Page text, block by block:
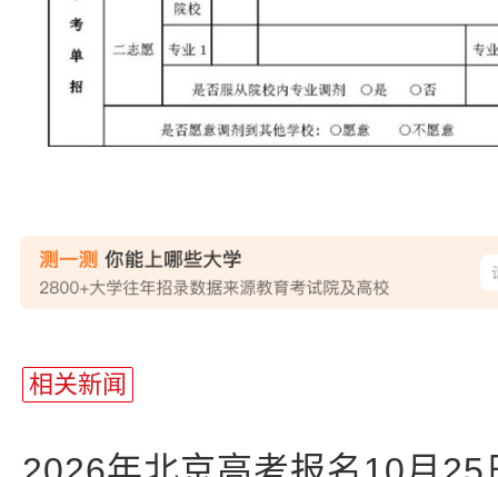
相关新闻